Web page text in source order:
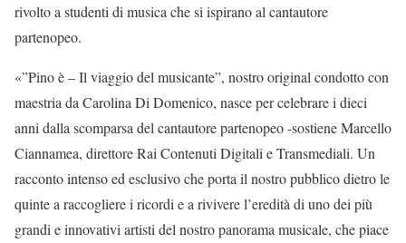
rivolto a studenti di musica che si ispirano al cantautore
partenopeo.
«”Pino è – Il viaggio del musicante”, nostro original condotto con
maestria da Carolina Di Domenico, nasce per celebrare i dieci
anni dalla scomparsa del cantautore partenopeo -sostiene Marcello
Ciannamea, direttore Rai Contenuti Digitali e Transmediali. Un
racconto intenso ed esclusivo che porta il nostro pubblico dietro le
quinte a raccogliere i ricordi e a rivivere l’eredità di uno dei più
grandi e innovativi artisti del nostro panorama musicale, che piace